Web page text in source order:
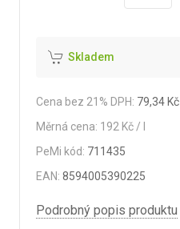
Skladem
Cena bez 21% DPH: 79,34 Kč
Měrná cena: 192 Kč / l
PeMi kód: 711435
EAN:8594005390225
Podrobný popis produktu